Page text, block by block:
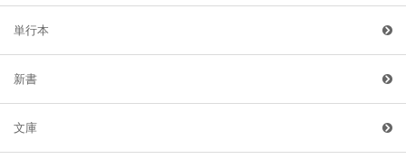
単行本
新書
文庫